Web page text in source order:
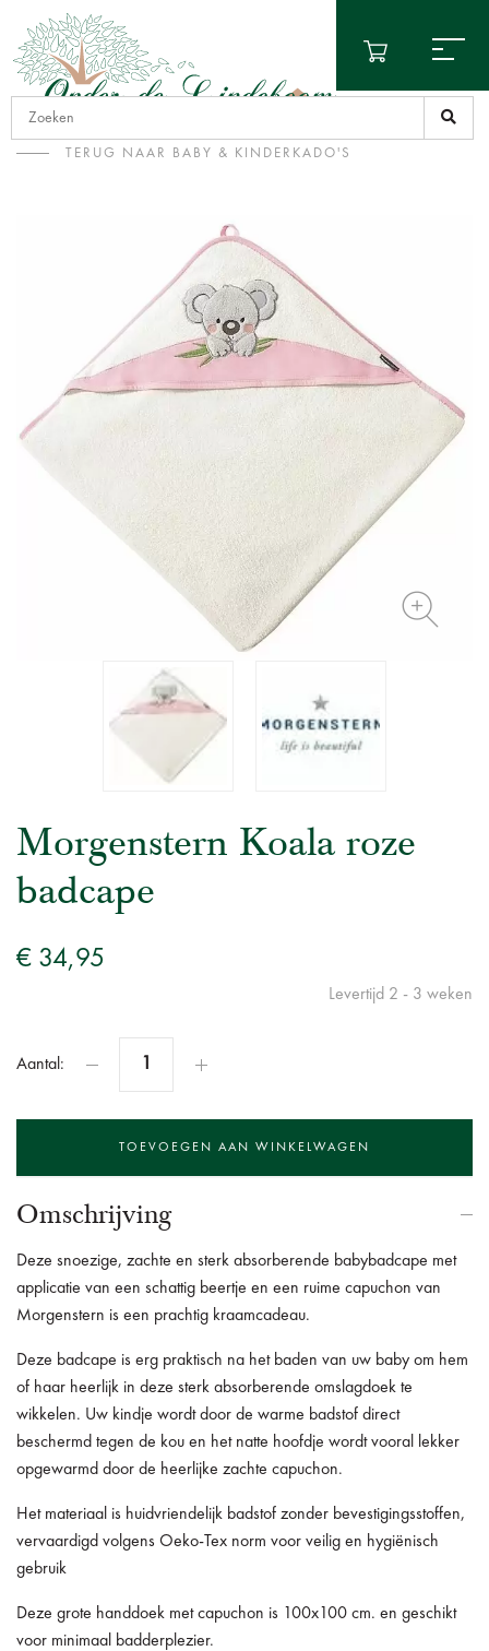
TERUG NAAR BABY & KINDERKADO'S
Morgenstern Koala roze
badcape
€ 34,95
Levertijd 2 - 3 weken
Aantal:
Omschrijving
Deze snoezige, zachte en sterk absorberende babybadcape met
applicatie van een schattig beertje en een ruime capuchon van
Morgenstern is een prachtig kraamcadeau.
Deze badcape is erg praktisch na het baden van uw baby om hem
of haar heerlijk in deze sterk absorberende omslagdoek te
wikkelen. Uw kindje wordt door de warme badstof direct
beschermd tegen de kou en het natte hoofdje wordt vooral lekker
opgewarmd door de heerlijke zachte capuchon.
Het materiaal is huidvriendelijk badstof zonder bevestigingsstoffen,
vervaardigd volgens Oeko-Tex norm voor veilig en hygiënisch
gebruik
Deze grote handdoek met capuchon is 100x100 cm. en geschikt
voor minimaal badderplezier.